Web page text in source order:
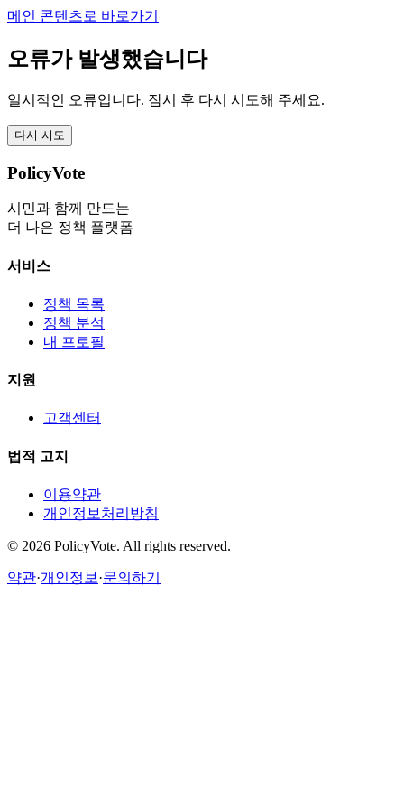
메인 콘텐츠로 바로가기
오류가 발생했습니다
일시적인 오류입니다. 잠시 후 다시 시도해 주세요.
다시 시도
PolicyVote
시민과 함께 만드는
더 나은 정책 플랫폼
서비스
정책 목록
정책 분석
내 프로필
지원
고객센터
법적 고지
이용약관
개인정보처리방침
© 2026 PolicyVote. All rights reserved.
약관·개인정보 ·문의하기